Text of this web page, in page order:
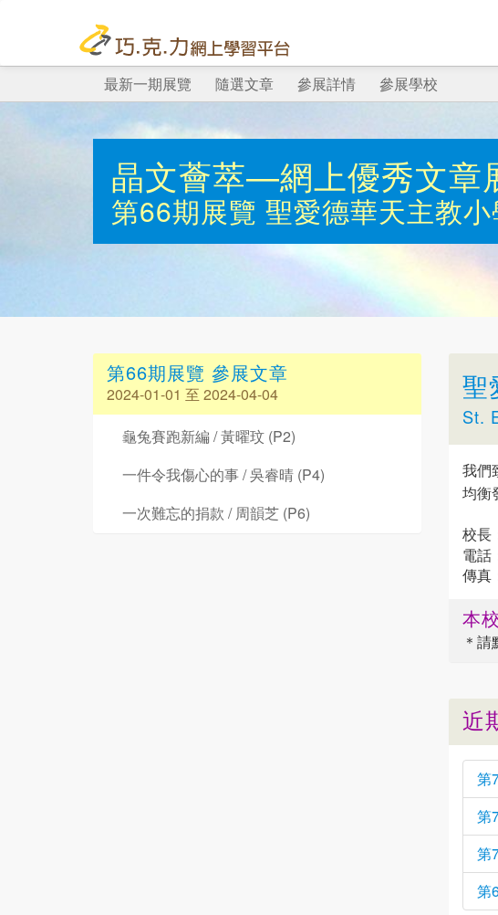
最新一期展覽 隨選文章 參展詳情 參展學校
晶文薈萃—網上優秀文章
第66期展覽 聖愛德華天主教小
第66期展覽 參展文章
2024-01-01 至 2024-04-04
龜兔賽跑新編 / 黃曜玟 (P2)
一件令我傷心的事 / 吳睿晴 (P4)
一次難忘的捐款 / 周韻芝 (P6)
聖
St.
我們
均衡
校長
電話
傳真
本
＊請
近
第
第
第
第